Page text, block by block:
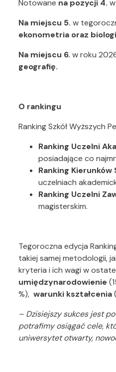
Notowane na pozycji 4.
Na miejscu 5. w
ekonometria oraz
Na miejscu 6. w roku
geografię.
O rankingu
Ranking Szkół Wyższych
Ranking Uczelni
posiadające co
Ranking
uczelniach
Ranking Uczelni
magisterskim.
Tegoroczna edycja
takiej samej metodologii,
kryteria i ich wagi w
umiędzynarodowienie
%), warunki kształcenia
– Dzisiejszy sukces jest
potrafimy osiągać cele,
uniwersytet otwarty,